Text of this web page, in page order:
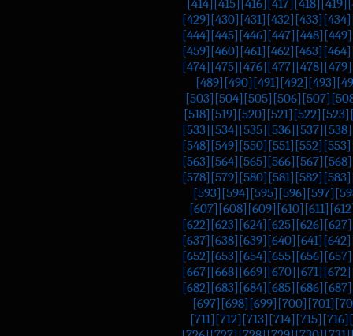
[429] [430] [431] [432] [433] [434]
[444] [445] [446] [447] [448] [449]
[459] [460] [461] [462] [463] [464]
[474] [475] [476] [477] [478] [479]
[489] [490] [491] [492] [493]
[503] [504] [505] [506] [507]
[518] [519] [520] [521] [522] [523]
[533] [534] [535] [536] [537] [538]
[548] [549] [550] [551] [552] [553]
[563] [564] [565] [566] [567] [568]
[578] [579] [580] [581] [582] [583]
[593] [594] [595] [596] [597]
[607] [608] [609] [610] [611]
[622] [623] [624] [625] [626] [627]
[637] [638] [639] [640] [641] [642]
[652] [653] [654] [655] [656] [657]
[667] [668] [669] [670] [671] [672]
[682] [683] [684] [685] [686] [687]
[697] [698] [699] [700] [701]
[711] [712] [713] [714] [715] [716]